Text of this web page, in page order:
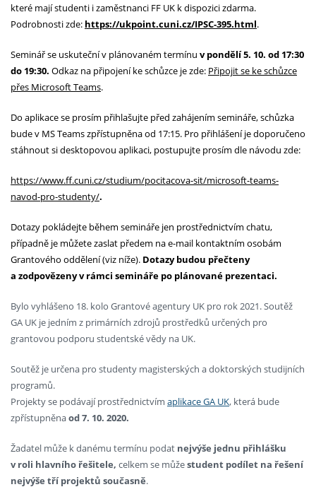
které mají studenti i zaměstnanci FF UK k dispozici zdarma.
Podrobnosti zde: https://ukpoint.cuni.cz/IPSC-395.html.
Seminář se uskuteční v plánovaném termínu v pondělí 5. 10. od 17:30
do 19:30. Odkaz na připojení ke schůzce je zde: Připojit se ke schůzce
přes Microsoft Teams.
Do aplikace se prosím přihlašujte před zahájením semináře, schůzka
bude v MS Teams zpřístupněna od 17:15. Pro přihlášení je doporučeno
stáhnout si desktopovou aplikaci, postupujte prosím dle návodu zde:
https://www.ff.cuni.cz/studium/pocitacova-sit/microsoft-teams-
navod-pro-studenty/.
Dotazy pokládejte během semináře jen prostřednictvím chatu,
případně je můžete zaslat předem na e-mail kontaktním osobám
Grantového oddělení (viz níže). Dotazy budou přečteny
a zodpovězeny v rámci semináře po plánované prezentaci.
Bylo vyhlášeno 18. kolo Grantové agentury UK pro rok 2021. Soutěž
GA UK je jedním z primárních zdrojů prostředků určených pro
grantovou podporu studentské vědy na UK.
Soutěž je určena pro studenty magisterských a doktorských studijních
programů.
Projekty se podávají prostřednictvím aplikace GA UK, která bude
zpřístupněnaod 7. 10. 2020.
Žadatel může k danému termínu podat nejvýše jednu přihlášku
v roli hlavního řešitele, celkem se můžestudent podílet na řešení
nejvýše tří projektů současně.